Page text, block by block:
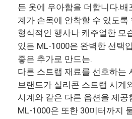
든 옷에 우아함을 더합니다.배
계가 손목에 안착할 수 있도록
형식적인 행사나 캐주얼한 모
있든 ML-1000은 완벽한 선택
좋은 추가로 만드는.
다른 스트랩 재료를 선호하는
브랜드가 실리콘 스트랩 시계
시계와 같은 다른 옵션을 제공
ML-1000은 또한 30미터까지